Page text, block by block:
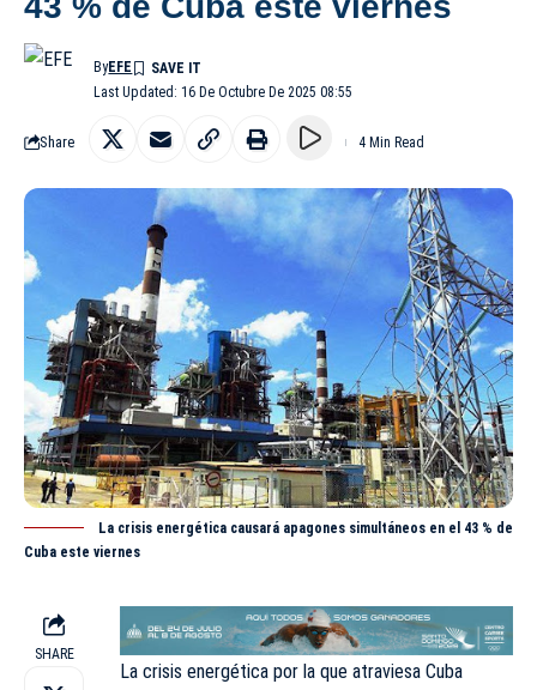
Last Updated: 16 De Octubre De 2025 08:55
ByEFE
Share 4 Min Read
La crisis energética causará apagones simultáneos en el 43 % de
Cuba este viernes
SHARE
La crisis energética por la que atraviesa Cuba